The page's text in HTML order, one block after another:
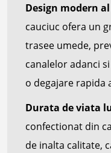
Design modern
cauciuc ofera un
trasee umede,
canalelor adanci
o degajare rapida
Durata de viata
confectionat din
de inalta calitate,